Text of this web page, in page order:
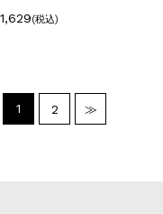
(税込)
1 2 ≫